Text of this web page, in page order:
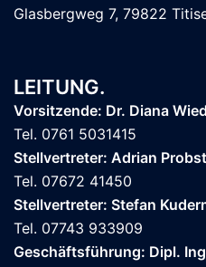
Glasbergweg 7, 79822
LEITUNG.
Vorsitzende: Dr. Diana
Tel. 0761 5031415
Stellvertreter: Adrian Probst
Tel. 07672 41450
Stellvertreter: Stefan
Tel. 07743 933909
Geschäftsführung: Dipl.